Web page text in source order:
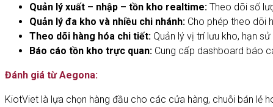
Quản lý xuất – nhập – tồn kho realtime: Theo dõi số
Quản lý đa kho và nhiều chi nhánh: Cho phép theo dõi
Theo dõi hàng hóa chi tiết: Quản lý vị trí lưu kho, hạn
Báo cáo tồn kho trực quan: Cung cấp dashboard báo
Đánh giá từ Aegona:
KiotViet là lựa chọn hàng đầu cho các cửa hàng, chuỗi bán lẻ